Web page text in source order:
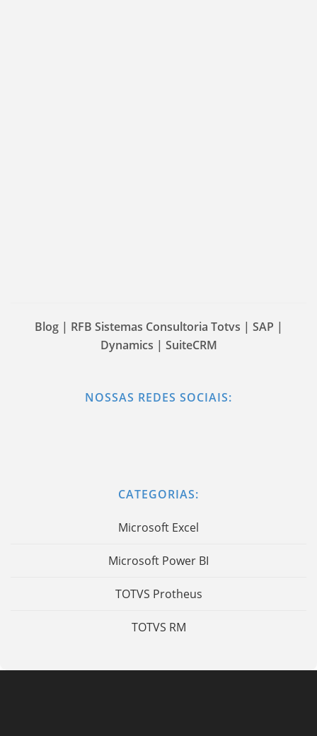
Blog | RFB Sistemas Consultoria Totvs | SAP |
Dynamics | SuiteCRM
NOSSAS REDES SOCIAIS:
CATEGORIAS:
Microsoft Excel
Microsoft Power BI
TOTVS Protheus
TOTVS RM